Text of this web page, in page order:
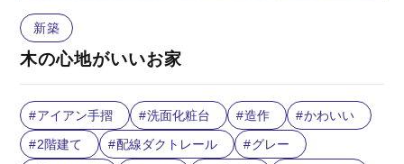
新築
木の心地がいいお家
アイアン手摺 洗面化粧台 造作
かわいい
2階建て
配線ダクトレール
グレー